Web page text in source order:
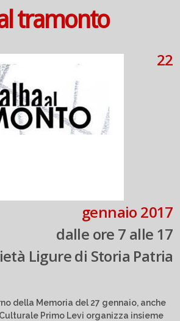
tramonto
22
gennaio 2017
dalle ore 7 alle 17
Ligure di Storia Patria
della Memoria del 27 gennaio, anche
Primo Levi organizza insieme